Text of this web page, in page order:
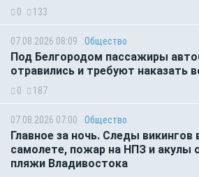
0 133
07.08.2026 08:09 Общество
Под Белгородом пассажиры
отравились и требуют наказать
0 187
07.08.2026 07:00 Общество
Главное за ночь. Следы
самолете, пожар на НПЗ и акулы
пляжи Владивостока